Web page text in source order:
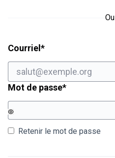
Ou
Courriel *Champ obligatoire
Mot de passe*Champ
Retenir le mot de passe